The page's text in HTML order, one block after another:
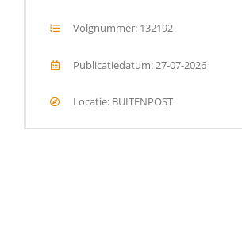
Volgnummer: 132192
Publicatiedatum: 27-07-2026
Locatie: BUITENPOST